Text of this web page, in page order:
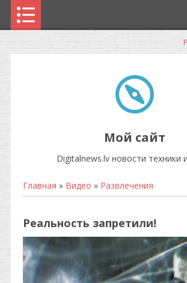
Мой сайт
Digitalnews.lv новости техники
Главная » Видео » Развлечения
Реальность запретили!